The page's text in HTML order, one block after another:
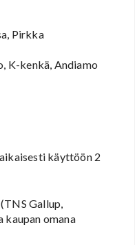
Pirkka
K-kenkä, Andiamo
käyttöön 2
Gallup,
omana